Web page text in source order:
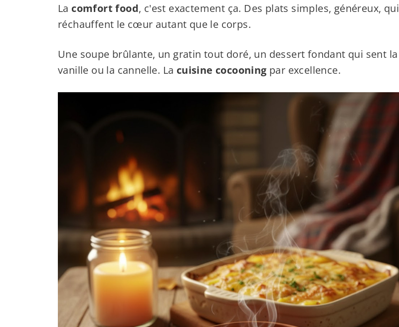
La comfort food, c'est exactement ça. Des plats simples, généreux, qui
réchauffent le cœur autant que le corps.
Une soupe brûlante, un gratin tout doré, un dessert fondant qui sent la
vanille ou la cannelle. La cuisine cocooning par excellence.